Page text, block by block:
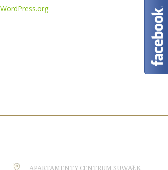
WordPress.org
APARTAMENTY CENTRUM SUWAŁK